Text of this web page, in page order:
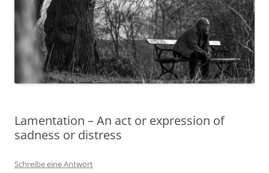
Lamentation – An act or expression of
sadness or distress
Schreibe eine Antwort